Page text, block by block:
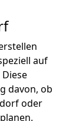
auf
davon, ob
oder